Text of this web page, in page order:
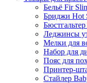
Бельё Fir
Бриджи Hot
Леджинсы
Мелки для
Набор для
Пояс для
Принтер-
Стайлер